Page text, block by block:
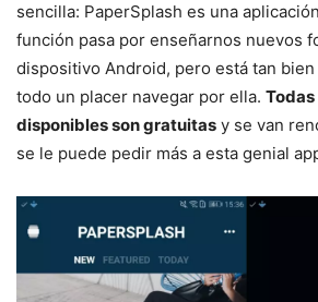
sencilla: PaperSplash es una
función pasa por enseñarnos nuevos
dispositivo Android, pero está tan
todo un placer navegar por ella.
disponibles son gratuitas y se van
se le puede pedir más a esta genial